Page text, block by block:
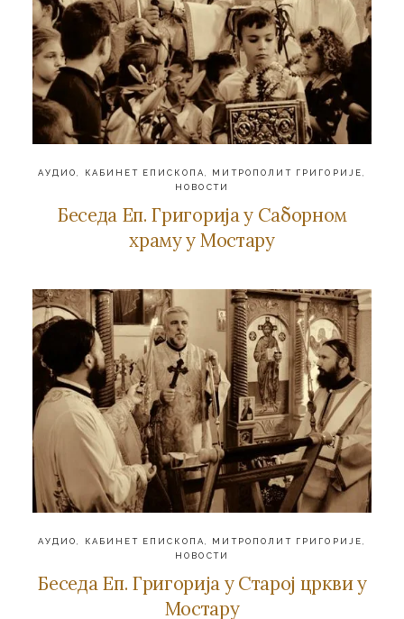
АУДИО, КАБИНЕТ ЕПИСКОПА, МИТРОПОЛИТ ГРИГОРИЈЕ,
НОВОСТИ
Беседа Еп. Григорија у Саборном
храму у Мостару
АУДИО КАБИНЕТ ЕПИСКОПА МИТРОПОЛИТ ГРИГОРИЈЕ
НОВОСТИ
Беседа Еп. Григорија у Старој цркви у
Мостару